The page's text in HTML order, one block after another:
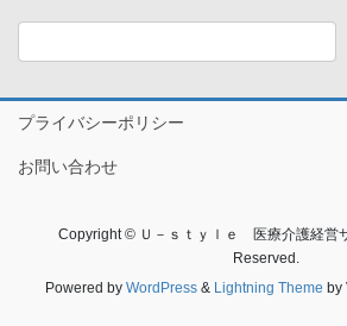
プライバシーポリシー
お問い合わせ
Copyright © Ｕ－ｓｔｙｌｅ 医療介護経営
Reserved.
Powered by WordPress& Lightning Theme by